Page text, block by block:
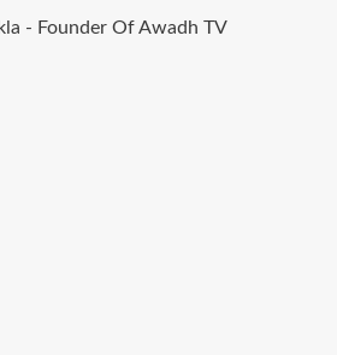
- Founder Of Awadh TV